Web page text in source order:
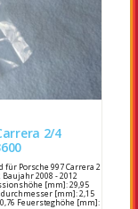
Porsche 997 Carrera 2
Baujahr 2008 - 2012
[mm]: 29,95
[mm]: 2,15
Feuersteghöhe [mm]: